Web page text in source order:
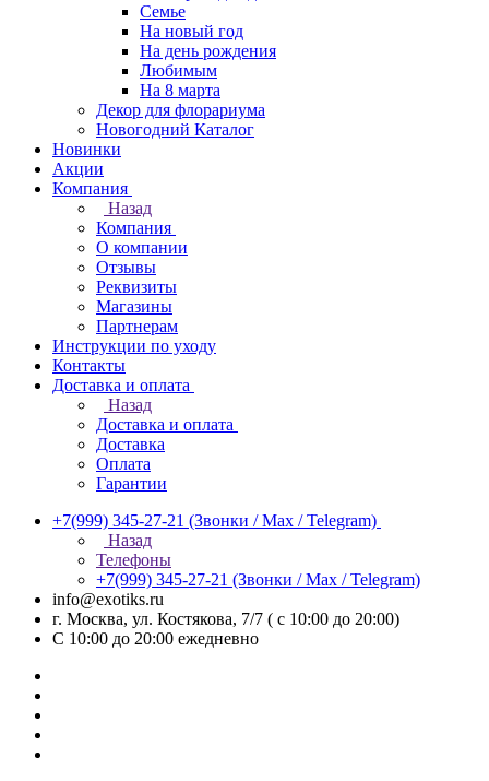
Семье
На новый год
На день рождения
Любимым
На 8 марта
Декор для флорариума
Новогодний Каталог
Новинки
Акции
Компания
Назад
Компания
О компании
Отзывы
Реквизиты
Магазины
Партнерам
Инструкции по уходу
Контакты
Доставка и оплата
Назад
Доставка и оплата
Доставка
Оплата
Гарантии
+7(999) 345-27-21 (Звонки / Max / Telegram)
Назад
Телефоны
+7(999) 345-27-21 (Звонки / Max / Telegram)
info@exotiks.ru
г. Москва, ул. Костякова, 7/7 ( с 10:00 до 20:00)
С 10:00 до 20:00 ежедневно